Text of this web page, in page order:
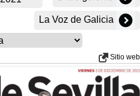
La Voz de Galicia
Sitio web